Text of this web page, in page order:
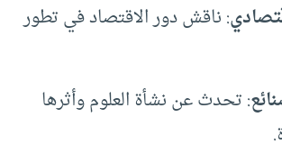
: ناقش دور الاقتصاد في تطور
: تحدث عن نشأة العلوم وأثرها